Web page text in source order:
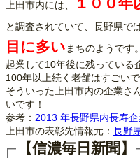
上田市内には、
１００
と調査されていて、長野県で
目に多いまちのようです。
起業して10年後に残っている
100年以上続く老舗はすごいで
そういった上田市内の企業さ
いです！
参考： 2013 年長野県内長寿
上田市の表彰先情報元： 長野
【信濃毎日新聞】